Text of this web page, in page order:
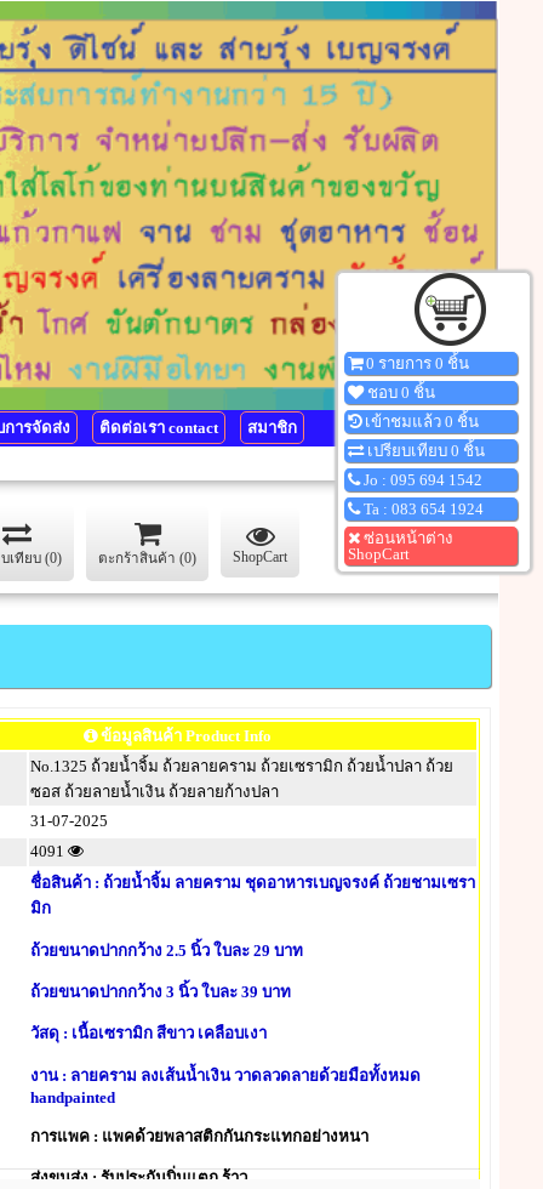
ารจัดส่ง ติดต่อเรา contact สมาชิก
บเทียบ (0) ตะกร้าสินค้า (0) ShopCart
ข้อมูลสินค้า Product Info
No.1325 ถ้วยน้ำจิ้ม ถ้วยลายคราม ถ้วยเซรามิก ถ้วยน้ำปลา ถ้วย
ซอส ถ้วยลายน้ำเงิน ถ้วยลายก้างปลา
31-07-2025
4091
ชื่อสินค้า : ถ้วยน้ำจิ้ม ลายคราม ชุดอาหารเบญจรงค์ ถ้วยชามเซรา
มิก
ถ้วยขนาดปากกว้าง 2.5 นิ้ว ใบละ 29 บาท
ถ้วยขนาดปากกว้าง 3 นิ้ว ใบละ 39 บาท
วัสดุ : เนื้อเซรามิก สีขาว เคลือบเงา
งาน : ลายคราม ลงเส้นน้ำเงิน วาดลวดลายด้วยมือทั้งหมด
handpainted
การแพค : แพคด้วยพลาสติกกันกระแทกอย่างหนา
ส่งขนส่ง : รับประกันบิ่นแตก ร้าว
0 รายการ 0 ชิ้น
ชอบ 0 ชิ้น
เข้าชมแล้ว 0 ชิ้น
เปรียบเทียบ 0 ชิ้น
Jo : 095 694 1542
Ta : 083 654 1924
ซ่อนหน้าต่าง
ShopCart